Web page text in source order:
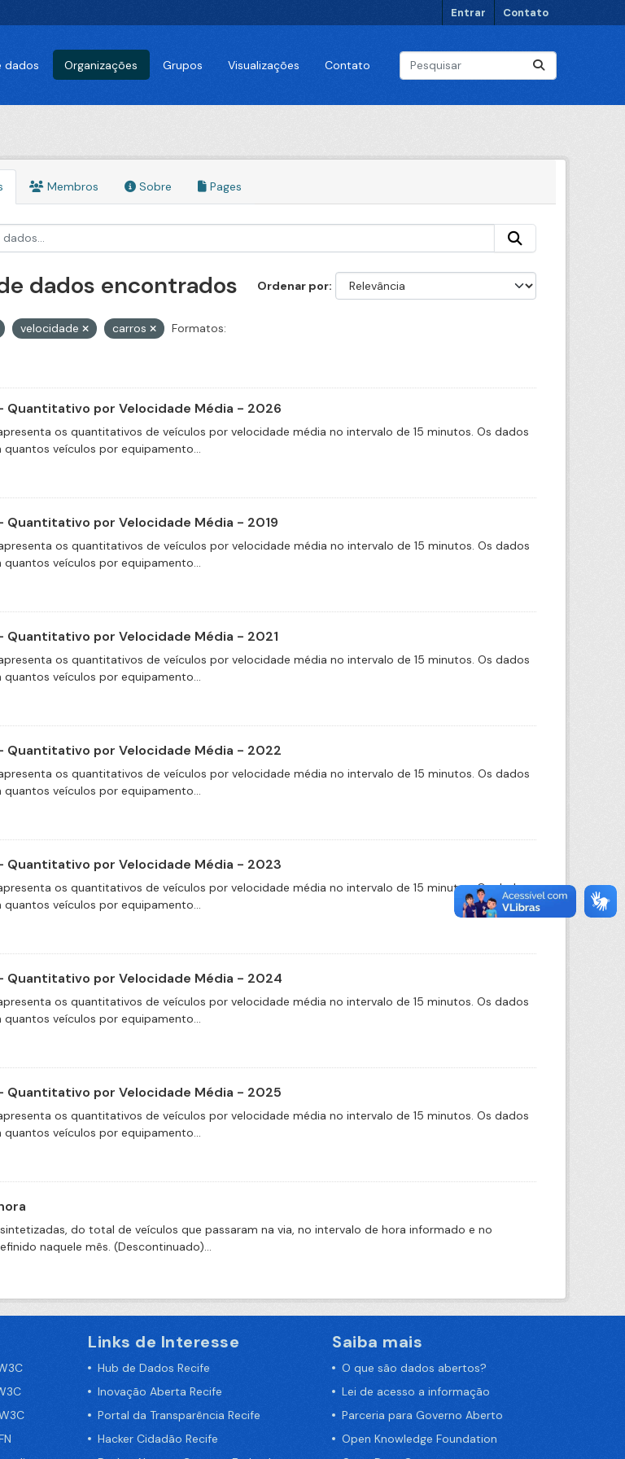
Entrar Contato
dados Organizações Grupos Visualizações Contato
Membros Sobre Pages
Ordenar por
dados encontrados
velocidade carros
Formatos:
Quantitativo por Velocidade Média - 2026
os quantitativos de veículos por velocidade média no intervalo de 15 minutos. Os dados
veículos por equipamento...
Quantitativo por Velocidade Média - 2019
os quantitativos de veículos por velocidade média no intervalo de 15 minutos. Os dados
veículos por equipamento...
Quantitativo por Velocidade Média - 2021
os quantitativos de veículos por velocidade média no intervalo de 15 minutos. Os dados
veículos por equipamento...
Quantitativo por Velocidade Média - 2022
os quantitativos de veículos por velocidade média no intervalo de 15 minutos. Os dados
veículos por equipamento...
Quantitativo por Velocidade Média - 2023
os quantitativos de veículos por velocidade média no intervalo de 15 minutos. Os dados
veículos por equipamento...
Quantitativo por Velocidade Média - 2024
os quantitativos de veículos por velocidade média no intervalo de 15 minutos. Os dados
veículos por equipamento...
Quantitativo por Velocidade Média - 2025
os quantitativos de veículos por velocidade média no intervalo de 15 minutos. Os dados
veículos por equipamento...
do total de veículos que passaram na via, no intervalo de hora informado e no
naquele mês. (Descontinuado)...
Links de Interesse
Hub de Dados Recife
Inovação Aberta Recife
Portal da Transparência Recife
Hacker Cidadão Recife
Saiba mais
O que são dados abertos?
Lei de acesso a informação
Parceria para Governo Aberto
Open Knowledge Foundation